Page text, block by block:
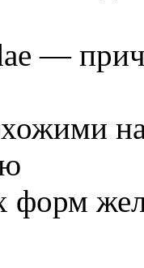
—
форм